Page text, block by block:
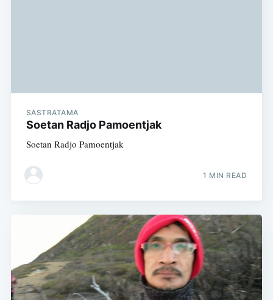
SASTRATAMA
Soetan Radjo Pamoentjak
Soetan Radjo Pamoentjak
1 MIN READ